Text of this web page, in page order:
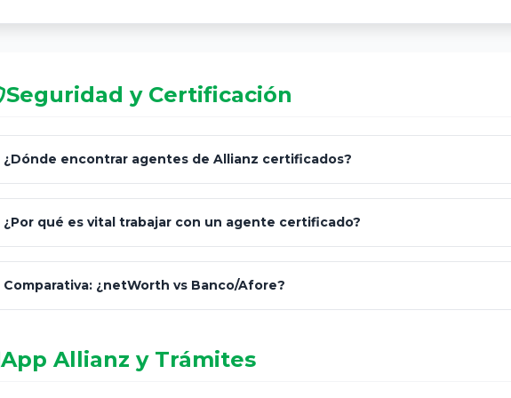
Seguridad y Certificación
¿Dónde encontrar agentes de Allianz certificados?
netWorth
¿Por qué es vital trabajar con un agente certificado?
facultado
Comparativa: ¿netWorth vs Banco/Afore?
App Allianz y Trámites